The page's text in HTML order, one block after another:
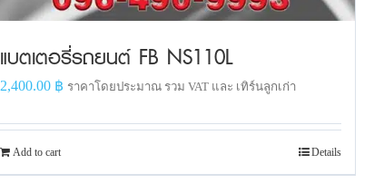
แบตเตอรี่รถยนต์ FB NS110L
2,400.00 ฿ ราคาโดยประมาณ รวม VAT และ เทิร์นลูกเก่า
Add to cart Details